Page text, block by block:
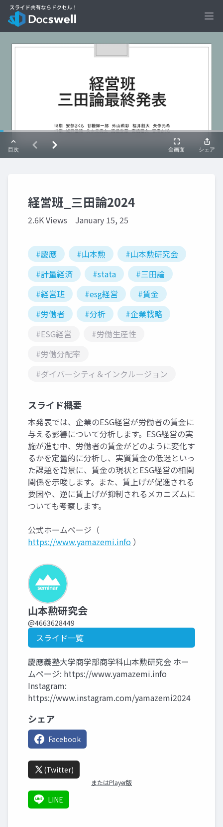
経営班_三田論2024
2.6K Views January 15, 25
#慶應 #山本勲
#山本勲研究会
#計量経済
#stata
#三田論
#経営班
#esg経営
#賃金
#労働者
#分析
#企業戦略
#ESG経営
#労働生産性
#労働分配率
#ダイバーシティ＆インクルージョン
スライド概要
本発表では、企業のESG経営が労働者の賃金に
与える影響について分析します。ESG経営の実
施が進む中、労働者の賃金がどのように変化す
るかを定量的に分析し、実質賃金の低迷といっ
た課題を背景に、賃金の現状とESG経営の相関
関係を示唆します。また、賃上げが促進される
要因や、逆に賃上げが抑制されるメカニズムに
ついても考察します。
公式ホームページ（
https://www.yamazemi.info ）
山本勲研究会
@4663628449
スライド一覧
慶應義塾大学商学部商学科山本勲研究会 ホー
ムページ: https://www.yamazemi.info
Instagram:
https://www.instagram.com/yamazemi2024
シェア
Facebook
(Twitter)
またはPlayer版
LINE